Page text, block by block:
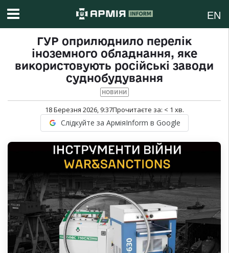
EN
ГУР оприлюднило перелік
іноземного обладнання, яке
використовують російські заводи
суднобудування
НОВИНИ
18 Березня 2026, 9:37Прочитаєте за: < 1 хв.
Слідкуйте за АрміяInform в Google